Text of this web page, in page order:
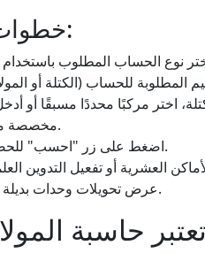
خطوات الاستخدام:
اختر مركبًا محددًا مسبقًا أو
مخصصة مع كتلتها المولية.
اضغط على زر "احسب" للحصول على النتائج.
عرض تحويلات وحدات بديلة في قسم النتائج.
تعتبر حاسبة